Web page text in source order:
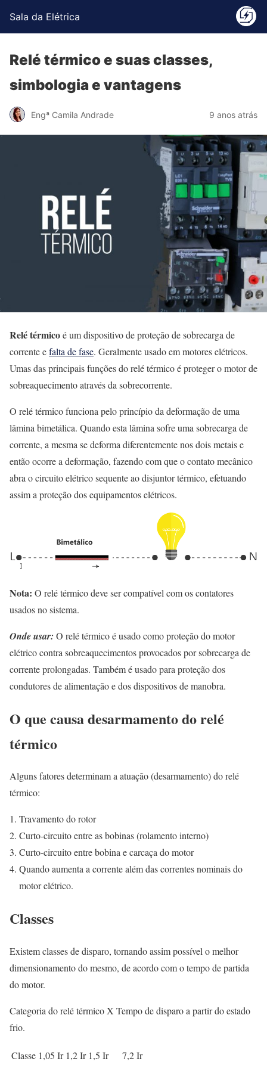
Sala da Elétrica
Relé térmico e suas classes,
simbologia e vantagens
Engª Camila Andrade 9 anos atrás
Relé térmicoé um dispositivo de proteção de sobrecarga de
corrente efalta de fase. Geralmente usado em motores elétricos.
Umas das principais funções do relé térmico é proteger o motor de
sobreaquecimento através da sobrecorrente.
O relé térmico funciona pelo princípio da deformação de uma
lâmina bimetálica. Quando esta lâmina sofre uma sobrecarga de
corrente, a mesma se deforma diferentemente nos dois metais e
então ocorre a deformação, fazendo com que o contato mecânico
abra o circuito elétrico sequente ao disjuntor térmico, efetuando
assim a proteção dos equipamentos elétricos.
Nota: O relé térmico deve ser compatível com os contatores
usados no sistema.
Onde usar: O relé térmico é usado como proteção do motor
elétrico contra sobreaquecimentos provocados por sobrecarga de
corrente prolongadas. Também é usado para proteção dos
condutores de alimentação e dos dispositivos de manobra.
O que causa desarmamento do relé
térmico
Alguns fatores determinam a atuação (desarmamento) do relé
térmico:
Travamento do rotor
Curto-circuito entre as bobinas (rolamento interno)
Curto-circuito entre bobina e carcaça do motor
Quando aumenta a corrente além das correntes nominais do
motor elétrico.
Classes
Existem classes de disparo, tornando assim possível o melhor
dimensionamento do mesmo, de acordo com o tempo de partida
do motor.
Categoria do relé térmico X Tempo de disparo a partir do estado
frio.
Classe 1,05 Ir 1,2 Ir 1,5 Ir 7,2 Ir